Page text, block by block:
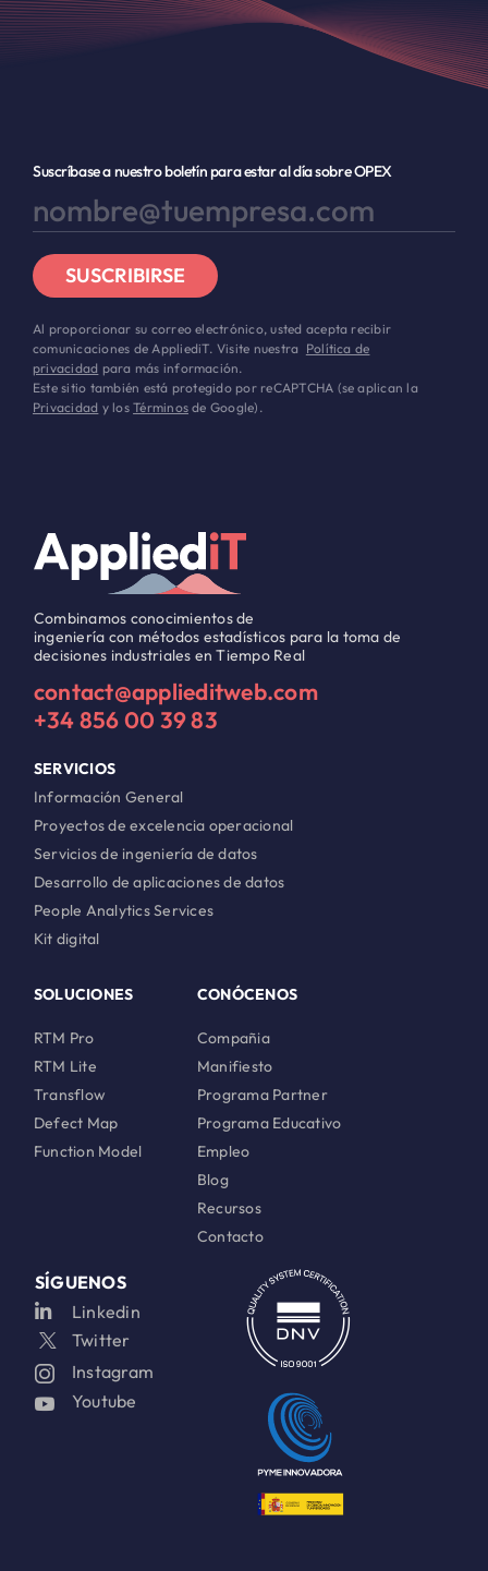
Suscríbase a nuestro boletín para estar al día sobre OPEX
SUSCRIBIRSE
Al proporcionar su correo electrónico, usted acepta recibir
comunicaciones de AppliediT. Visite nuestra Política de
privacidad para más información.
Este sitio también está protegido por reCAPTCHA (se aplican la
Privacidad y losTérminos de Google).
Combinamos conocimientos de
ingeniería con métodos estadísticos para la toma de
decisiones industriales en Tiempo Real
contact@applieditweb.com
+34 856 00 39 83
SERVICIOS
Información General
Proyectos de excelencia operacional
Servicios de ingeniería de datos
Desarrollo de aplicaciones de datos
People Analytics Services
Kit digital
SOLUCIONES
RTM Pro
RTM Lite
Transflow
Defect Map
Function Model
CONÓCENOS
Compañia
Manifiesto
Programa Partner
Programa Educativo
Empleo
Blog
Recursos
Contacto
SÍGUENOS
Linkedin
Twitter
Instagram
Youtube